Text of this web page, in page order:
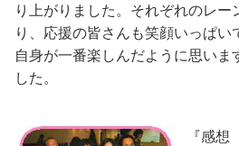
り上がりました。それぞれのレ
り、応援の皆さんも笑顔いっぱ
自身が一番楽しんだように思いま
した。
『感想